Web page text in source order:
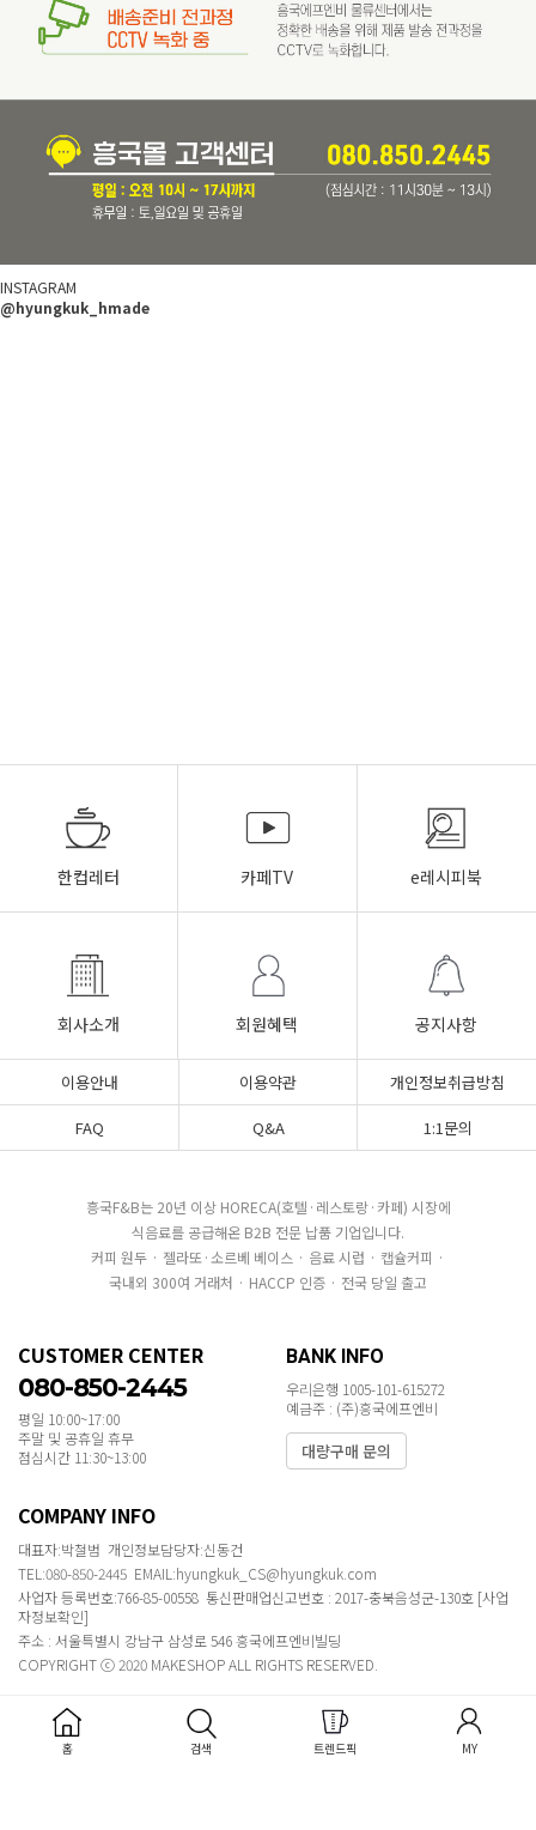
INSTAGRAM
@hyungkuk_hmade
한컵레터 카페TV e레시피북
회사소개 회원혜택 공지사항
이용안내 이용약관
개인정보취급방침
FAQ
Q&A 1:1문의
흥국F&B는 20년 이상 HORECA(호텔·레스토랑·카페) 시장에
식음료를 공급해온 B2B 전문 납품 기업입니다.
커피 원두 · 젤라또·소르베 베이스 · 음료 시럽 · 캡슐커피 ·
국내외 300여 거래처 · HACCP 인증 · 전국 당일 출고
CUSTOMER CENTER
080-850-2445
평일 10:00~17:00
주말 및 공휴일 휴무
점심시간 11:30~13:00
BANK INFO
우리은행 1005-101-615272
예금주 : (주)흥국에프엔비
대량구매 문의
COMPANY INFO
대표자:박철범 개인정보담당자:신동건
TEL:080-850-2445 EMAIL:hyungkuk_CS@hyungkuk.com
사업자 등록번호:766-85-00558 통신판매업신고번호 : 2017-충북음성군-130호 [사업
자정보확인]
주소 : 서울특별시 강남구 삼성로 546 흥국에프엔비빌딩
COPYRIGHT ⓒ 2020 MAKESHOP ALL RIGHTS RESERVED.
홈 검색 트렌드픽 MY